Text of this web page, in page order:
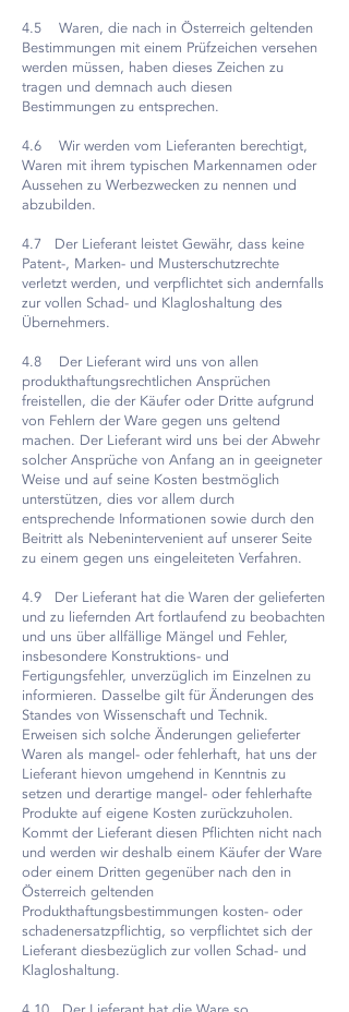
4.5 Waren, die nach in Österreich geltenden
Bestimmungen mit einem Prüfzeichen versehen
werden müssen, haben dieses Zeichen zu
tragen und demnach auch diesen
Bestimmungen zu entsprechen.
4.6 Wir werden vom Lieferanten berechtigt,
Waren mit ihrem typischen Markennamen oder
Aussehen zu Werbezwecken zu nennen und
abzubilden.
4.7 Der Lieferant leistet Gewähr, dass keine
Patent-, Marken- und Musterschutzrechte
verletzt werden, und verpflichtet sich andernfalls
zur vollen Schad- und Klagloshaltung des
Übernehmers.
4.8 Der Lieferant wird uns von allen
produkthaftungsrechtlichen Ansprüchen
freistellen, die der Käufer oder Dritte aufgrund
von Fehlern der Ware gegen uns geltend
machen. Der Lieferant wird uns bei der Abwehr
solcher Ansprüche von Anfang an in geeigneter
Weise und auf seine Kosten bestmöglich
unterstützen, dies vor allem durch
entsprechende Informationen sowie durch den
Beitritt als Nebenintervenient auf unserer Seite
zu einem gegen uns eingeleiteten Verfahren.
4.9 Der Lieferant hat die Waren der gelieferten
und zu liefernden Art fortlaufend zu beobachten
und uns über allfällige Mängel und Fehler,
insbesondere Konstruktions- und
Fertigungsfehler, unverzüglich im Einzelnen zu
informieren. Dasselbe gilt für Änderungen des
Standes von Wissenschaft und Technik.
Erweisen sich solche Änderungen gelieferter
Waren als mangel- oder fehlerhaft, hat uns der
Lieferant hievon umgehend in Kenntnis zu
setzen und derartige mangel- oder fehlerhafte
Produkte auf eigene Kosten zurückzuholen.
Kommt der Lieferant diesen Pflichten nicht nach
und werden wir deshalb einem Käufer der Ware
oder einem Dritten gegenüber nach den in
Österreich geltenden
Produkthaftungsbestimmungen kosten- oder
schadenersatzpflichtig, so verpflichtet sich der
Lieferant diesbezüglich zur vollen Schad- und
Klagloshaltung.